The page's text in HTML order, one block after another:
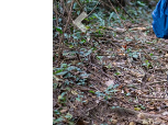
Previous